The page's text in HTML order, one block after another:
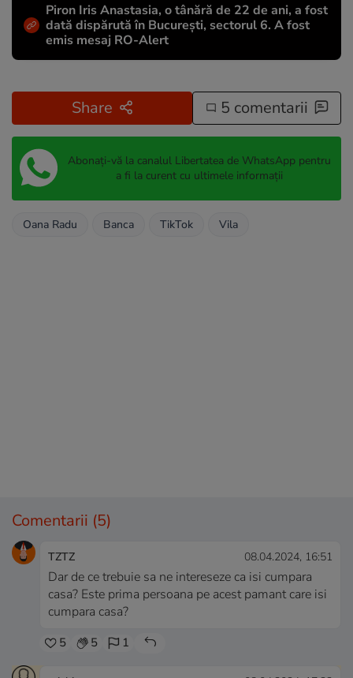
Piron Iris Anastasia, o tânără de 22 de ani, a fost
dată dispărută în București, sectorul 6. A fost
emis mesaj RO-Alert
Share 5 comentarii
Abonați-vă la canalul Libertatea de WhatsApp pentru
a fi la curent cu ultimele informații
Oana Radu Banca TikTok Vila
Comentarii (5)
TZTZ 08.04.2024, 16:51
Dar de ce trebuie sa ne intereseze ca isi cumpara
casa? Este prima persoana pe acest pamant care isi
cumpara casa?
5 5 1